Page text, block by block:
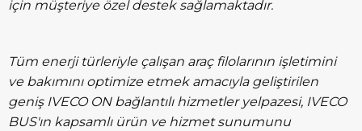
için müşteriye özel destek sağlamaktadır.
Tüm enerji türleriyle çalışan araç filolarının işletimini
ve bakımını optimize etmek amacıyla geliştirilen
geniş IVECO ON bağlantılı hizmetler yelpazesi, IVECO
BUS'ın kapsamlı ürün ve hizmet sunumunu